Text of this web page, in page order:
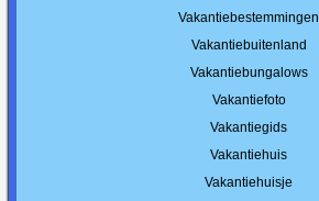
Vakantiebestemmingen
Vakantiebuitenland
Vakantiebungalows
Vakantiefoto
Vakantiegids
Vakantiehuis
Vakantiehuisje